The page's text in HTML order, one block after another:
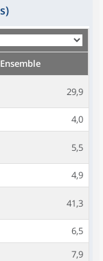
Ensemble
29,9
4,0
5,5
4,9
41,3
6,5
7,9